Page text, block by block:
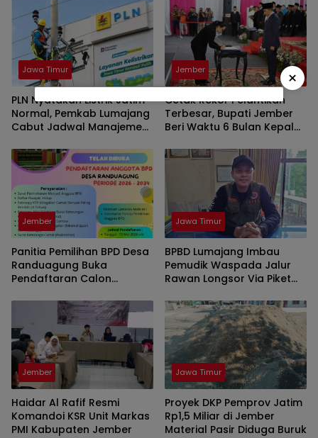
Jawa Timur
PLN Nyatakan Listrik Jatim
Normal, Pemkab Lumajang
Cabut Jadwal Manajemen
Jember
Cetak Rekor Pelantikan
Terbesar, Bupati Jember
Beri Waktu 6 Bulan Kepala
Jember
Panitia Pemilihan BPD Desa
Randuagung Buka
Pendaftaran Calon
2034
Jawa Timur
BPBD Lumajang Imbau
Pemudik Waspada Jalur
Rawan Longsor Via Piket
Jember
Haidar Al Rafif Resmi
Komandoi KSR Unit Markas
PMI Kabupaten Jember
Jawa Timur
Proyek DKP Pemprov Jatim
Rp1,5 Miliar di Jember
Material Pasir Diduga Buruk
×